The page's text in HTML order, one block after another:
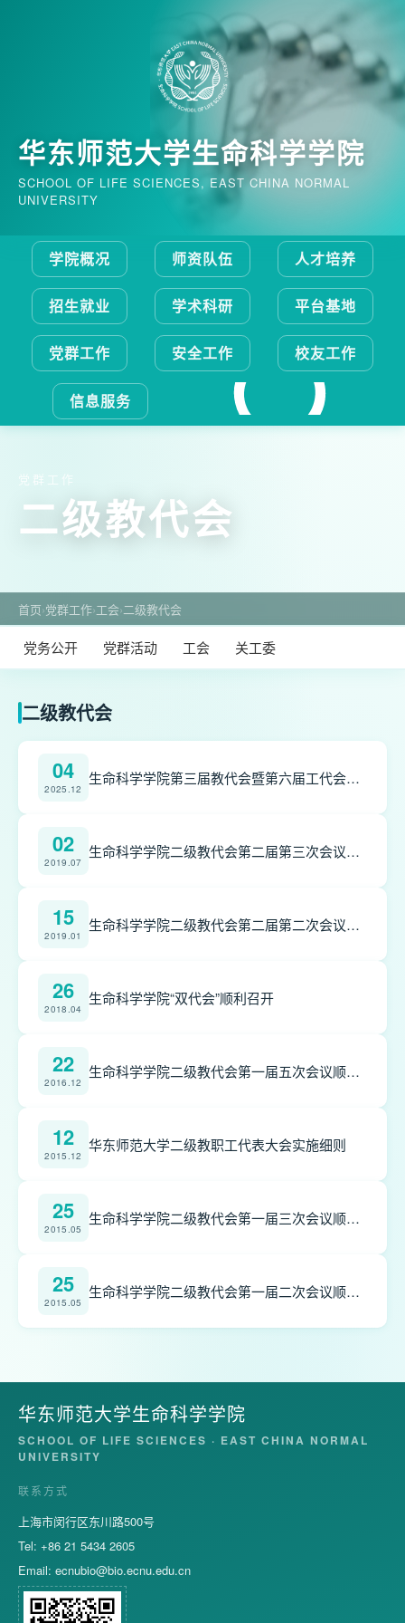
华东师范大学生命科学学院
SCHOOL OF LIFE SCIENCES, EAST CHINA NORMAL
UNIVERSITY
学院概况 师资队伍 人才培养
招生就业 学术科研 平台基地
党群工作 安全工作 校友工作
信息服务
党群工作
二级教代会
首页›党群工作›工会›二级教代会
党务公开 党群活动 工会 关工委
二级教代会
04
2025.12
生命科学学院第三届教代会暨第六届工代会第一次会议顺利召开
02
2019.07
生命科学学院二级教代会第二届第三次会议顺利召开
15
2019.01
生命科学学院二级教代会第二届第二次会议顺利召开
26
2018.04
生命科学学院“双代会”顺利召开
22
2016.12
生命科学学院二级教代会第一届五次会议顺利召开
12
2015.12
华东师范大学二级教职工代表大会实施细则
25
2015.05
生命科学学院二级教代会第一届三次会议顺利召开
25
2015.05
生命科学学院二级教代会第一届二次会议顺利召开
华东师范大学生命科学学院
SCHOOL OF LIFE SCIENCES · EAST CHINA NORMAL
UNIVERSITY
联系方式
上海市闵行区东川路500号
Tel: +86 21 5434 2605
Email: ecnubio@bio.ecnu.edu.cn